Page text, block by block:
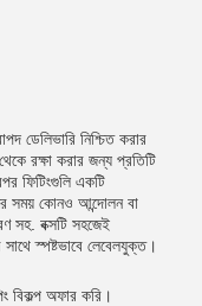
ডেলিভারি নিশ্চিত করার
রক্ষা করার জন্য প্রতিটি
ফিটিংগুলি একটি
সময় কোনও আন্দোলন বা
বক্সটি সহজেই
স্পষ্টভাবে লেবেলযুক্ত।
বিকল্প অফার করি।